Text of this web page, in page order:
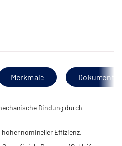
Merkmale
Bindung durch
nomineller Effizienz.